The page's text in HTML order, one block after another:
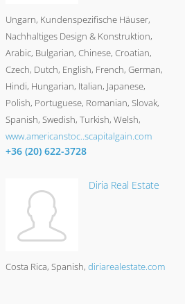
Ungarn Kundenspezifische Häuser,
Nachhaltiges Design & Konstruktion
Arabic, Bulgarian, Chinese, Croatian,
Czech, Dutch, English, French, German,
Hindi, Hungarian, Italian, Japanese,
Polish, Portuguese, Romanian, Slovak,
Spanish, Swedish, Turkish, Welsh
www.americanstoc..scapitalgain.com
+36 (20) 622-3728
Diria Real Estate
Costa Rica Spanish diriarealestate.com